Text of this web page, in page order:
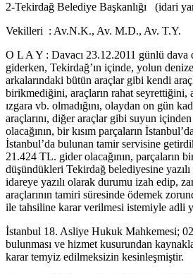
2-Tekirdağ Belediye Başkanlığı (idari
Vekilleri : Av.N.K., Av. M.D., Av. T.Y.
O L A Y : Davacı 23.12.2011 günlü
giderken, Tekirdağ’ın içinde, yolun
arkalarındaki bütün araçlar gibi kendi
birikmediğini, araçların rahat seyrettiğini,
ızgara vb. olmadığını, olaydan on gün
araçlarını, diğer araçlar gibi suyun
olacağının, bir kısım parçaların
İstanbul’da bulunan tamir servisine
21.424 TL. gider olacağının, parçaların
düşündükleri Tekirdağ belediyesine
idareye yazılı olarak durumu izah edip,
araçlarının tamiri süresin­de ödemek
ile tahsiline karar verilmesi istemiyle adli
İstanbul 18. Asliye Hukuk Mahkemesi;
bulunması ve hizmet kusurundan
karar temyiz edilmeksizin kesinleşmiştir.